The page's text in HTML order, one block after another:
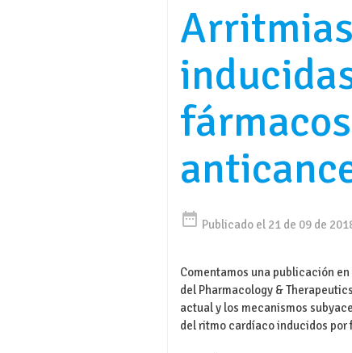
Arritmias
fármacos
date_range Publicado el 21 de 09 de
Comentamos una publicación
del Pharmacology &
actual y los mecanismos
del ritmo cardíaco inducidos